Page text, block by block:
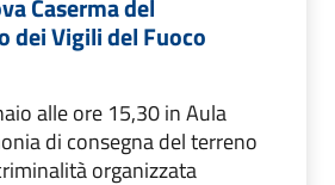
Caserma del
dei Vigili del Fuoco
alle ore 15,30 in Aula
di consegna del terreno
organizzata